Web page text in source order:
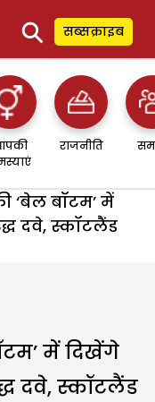
⚲ सब्सक्राइब
राजनीति
‘बेल बॉटम’ में
दवे, स्कॉटलैंड
में दिखेंगे
दवे, स्कॉटलैंड